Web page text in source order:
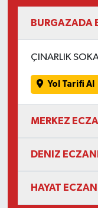
BURGAZADA
ÇINARLIK
Yol Tarifi Al
MERKEZ
DENIZ
HAYAT